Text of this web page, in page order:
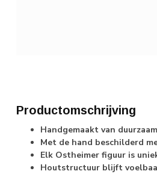
Productomschrijving
Handgemaakt van
Met de hand beschilderd
Elk Ostheimer figuur is
Houtstructuur blijft